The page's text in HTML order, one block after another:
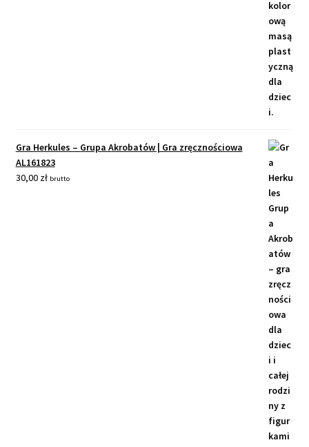
Gra Herkules – Grupa Akrobatów | Gra zręcznościowa
AL161823
30,00 zł brutto